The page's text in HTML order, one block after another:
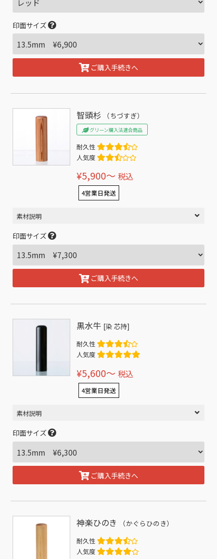
印面サイズ
ご購入手続きへ
智頭杉 （ちづすぎ）
グリーン購入法適合商品
耐久性
人気度
¥5,900〜 税込
4営業日発送
素材説明
印面サイズ
ご購入手続きへ
黒水牛 [染 芯持]
耐久性
人気度
¥5,600〜 税込
4営業日発送
素材説明
印面サイズ
ご購入手続きへ
神楽ひのき （かぐらひのき）
耐久性
人気度